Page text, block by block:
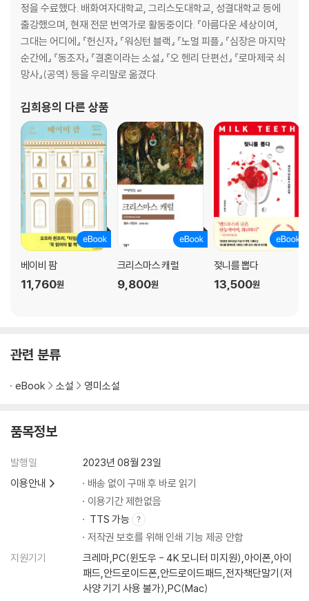
정을 수료했다. 배화여자대학교, 그리스도대학교, 성결대학교 등에
출강했으며, 현재 전문 번역가로 활동중이다. 『아름다운 세상이여,
그대는 어디에』 『헌신자』 『워싱턴 블랙』 『노멀 피플』 『심장은 마지막
순간에』 『동조자』 『결혼이라는 소설』 『오 헨리 단편선』 『로마제국 쇠
망사』(공역) 등을 우리말로 옮겼다.
김희용의 다른 상품
베이비 팜
11,760원
크리스마스 캐럴
9,800원
젖니를 뽑다
13,500원
관련 분류
eBook 소설 영미소설
품목정보
발행일
2023년 08월 23일
이용안내
배송 없이 구매 후 바로 읽기
이용기간 제한없음
TTS 가능
저작권 보호를 위해 인쇄 기능 제공 안함
지원기기
크레마,PC(윈도우 - 4K 모니터 미지원),아이폰,아이
패드,안드로이드폰,안드로이드패드,전자책단말기(저
사양 기기 사용 불가),PC(Mac)